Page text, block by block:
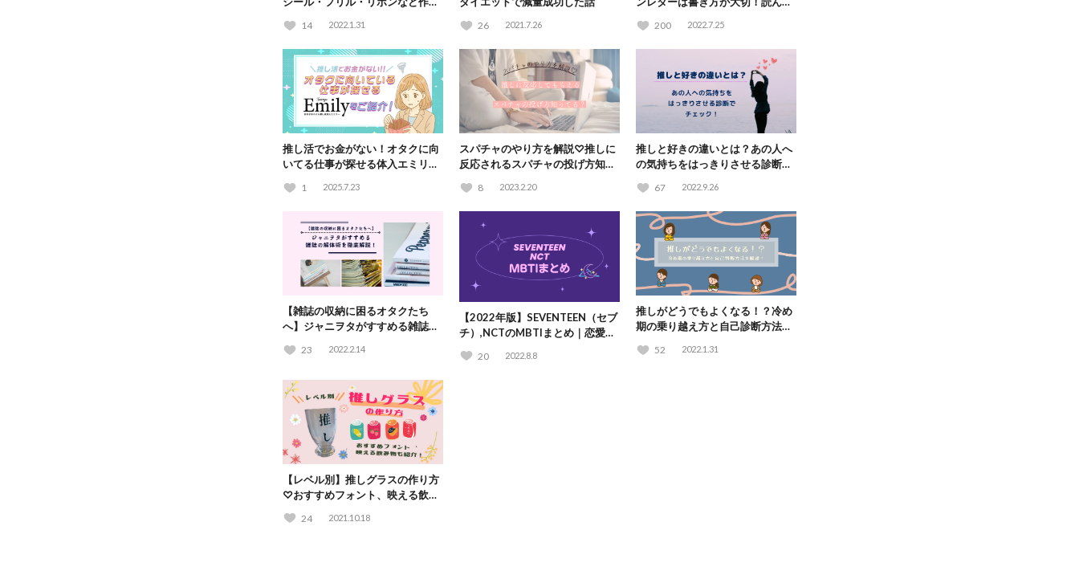
14 2022.1.31 26 2021.7.26 200 2022.7.25
推し活でお金がない！オタクに向
いてる仕事が探せる体入エミリー
1 2025.7.23
スパチャのやり方を解説♡推しに
反応されるスパチャの投げ方知っ
8 2023.2.20
推しと好きの違いとは？あの人へ
の気持ちをはっきりさせる診断で
67 2022.9.26
【雑誌の収納に困るオタクたち
へ】ジャニヲタがすすめる雑誌の
23 2022.2.14
【2022年版】SEVENTEEN（セブ
チ）,NCTのMBTIまとめ｜恋愛や
20 2022.8.8
推しがどうでもよくなる！？冷め
期の乗り越え方と自己診断方法を
52 2022.1.31
【レベル別】推しグラスの作り方
♡おすすめフォント、映える飲み
24 2021.10.18